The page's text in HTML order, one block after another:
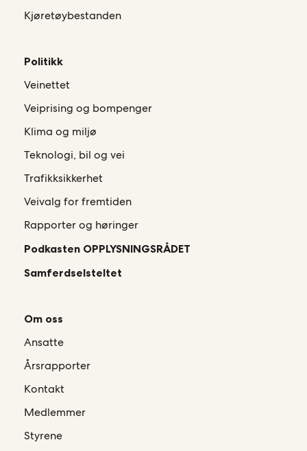
Kjøretøybestanden
Politikk
Veinettet
Veiprising og bompenger
Klima og miljø
Teknologi, bil og vei
Trafikksikkerhet
Veivalg for fremtiden
Rapporter og høringer
Podkasten OPPLYSNINGSRÅDET
Samferdselsteltet
Om oss
Ansatte
Årsrapporter
Kontakt
Medlemmer
Styrene